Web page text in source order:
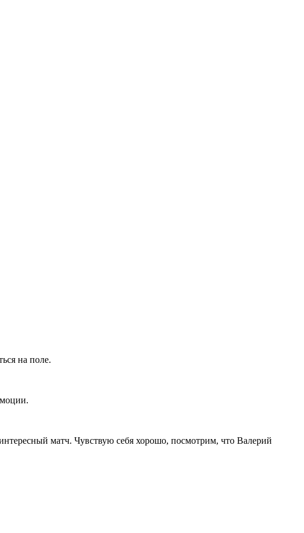
на поле.
матч. Чувствую себя хорошо, посмотрим, что Валерий